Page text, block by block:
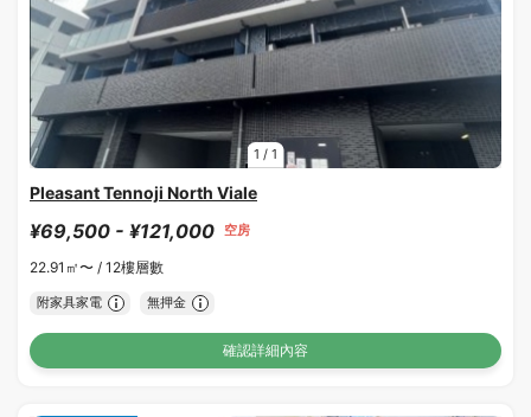
1 / 1
Pleasant Tennoji North Viale
¥69,500 - ¥121,000 空房
22.91㎡〜 / 12樓層數
附家具家電 無押金
確認詳細內容